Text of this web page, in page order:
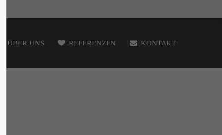
ÜBER UNS REFERENZEN KONTAKT